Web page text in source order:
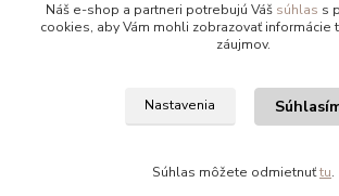
info@kvalitnaBielizen.sk
Copyright © kvalitnabielizen.sk
Náš e-shop a partneri potrebujú Váš súhlas s
cookies, aby Vám mohli zobrazovať informácie
záujmov.
Nastavenia
Súhlas môžete odmietnuťtu.